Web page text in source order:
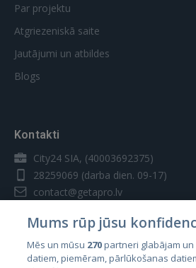
Par projektu
Atgriezeniskā saite
Jautājumi un atbildes
Blogs
Kontakti
City24 SIA, (40003692375)
28259069 (darba dien. 09-17)
contact@getapro.lv
Mums rūp jūsu
Mēs un mūsu 270partneri glabājam
datiem, piemēram, pārlūkošanas